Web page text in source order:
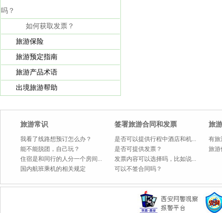
吗？
如何获取发票？
旅游保险
旅游预定指南
旅游产品术语
出境旅游帮助
旅游常识
我看了线路想预订怎么办？
能不能脱团，自己玩？
住宿是和同行的人分一个房间...
国内航班乘机的相关规定
签署旅游合同和发票
是否可以提供行程中酒店和机...
是否可提供发票？
发票内容可以选择吗，比如说...
可以不签合同吗？
旅
有旅
旅游